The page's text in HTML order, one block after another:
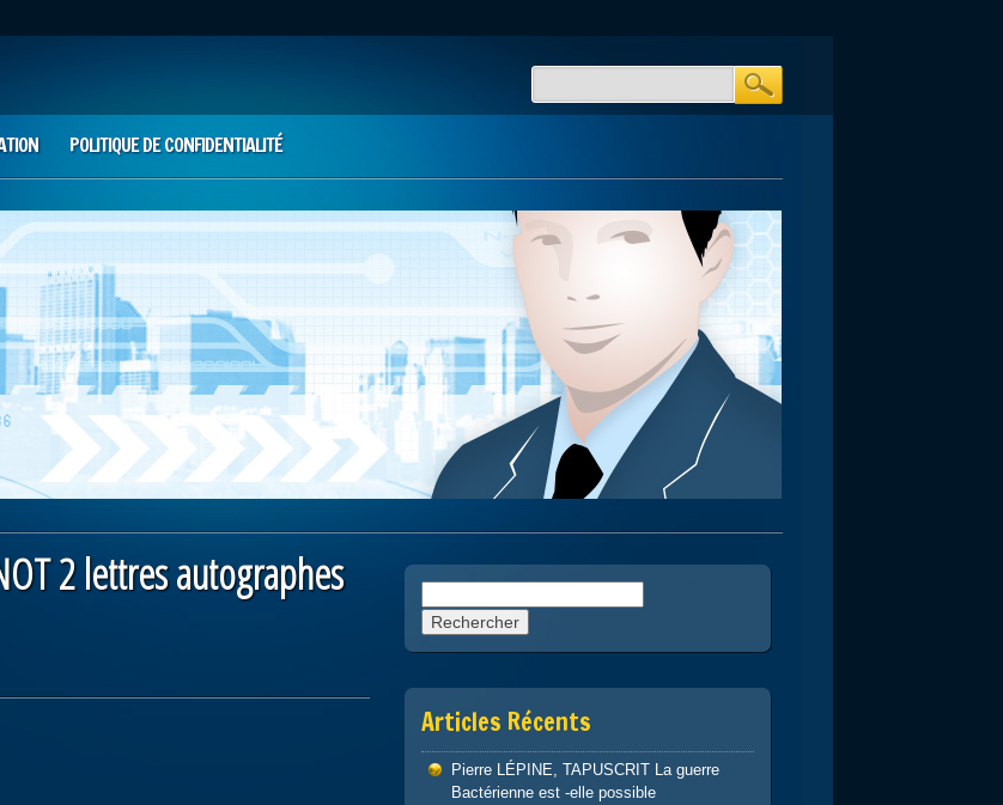
POLITIQUE DE CONFIDENTIALITÉ
2 lettres autographes
Articles Récents
Pierre LÉPINE, TAPUSCRIT La guerre
Bactérienne est -elle possible